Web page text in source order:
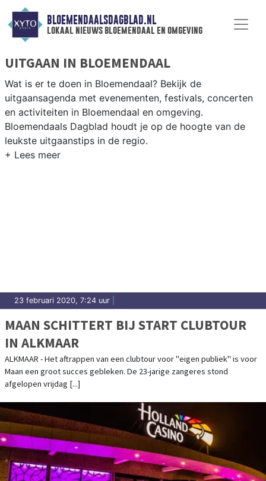
BLOEMENDAALSDAGBLAD.NL
lokaal nieuws bloemendaal en omgeving
UITGAAN IN BLOEMENDAAL
Wat is er te doen in Bloemendaal? Bekijk de
uitgaansagenda met evenementen, festivals, concerten
en activiteiten in Bloemendaal en omgeving.
Bloemendaals Dagblad houdt je op de hoogte van de
leukste uitgaanstips in de regio.
23 februari 2020, 7:24 uur
MAAN SCHITTERT BIJ START CLUBTOUR
IN ALKMAAR
ALKMAAR - Het aftrappen van een clubtour voor "eigen publiek" is voor
Maan een groot succes gebleken. De 23-jarige zangeres stond
afgelopen vrijdag [...]